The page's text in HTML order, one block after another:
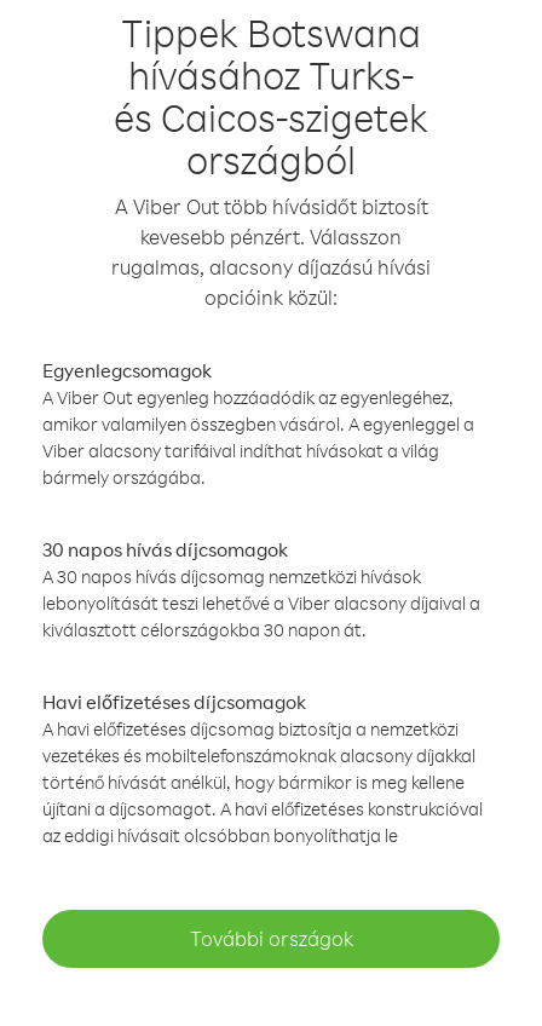
Tippek Botswana
hívásához Turks-
és Caicos-szigetek
országból
A Viber Out több hívásidőt biztosít
kevesebb pénzért. Válasszon
rugalmas, alacsony díjazású hívási
opcióink közül:
Egyenlegcsomagok
A Viber Out egyenleg hozzáadódik az egyenlegéhez,
amikor valamilyen összegben vásárol. A egyenleggel a
Viber alacsony tarifáival indíthat hívásokat a világ
bármely országába.
30 napos hívás díjcsomagok
A 30 napos hívás díjcsomag nemzetközi hívások
lebonyolítását teszi lehetővé a Viber alacsony díjaival a
kiválasztott célországokba 30 napon át.
Havi előfizetéses díjcsomagok
A havi előfizetéses díjcsomag biztosítja a nemzetközi
vezetékes és mobiltelefonszámoknak alacsony díjakkal
történő hívását anélkül, hogy bármikor is meg kellene
újítani a díjcsomagot. A havi előfizetéses konstrukcióval
az eddigi hívásait olcsóbban bonyolíthatja le
További országok